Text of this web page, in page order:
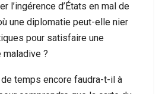
l’ingérence d’États en mal de
une diplomatie peut-elle nier
pour satisfaire une
?
temps encore faudra-t-il à